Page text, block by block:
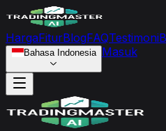
HargaFiturBlogFAQTestimoni
Bahasa Indonesia Masuk